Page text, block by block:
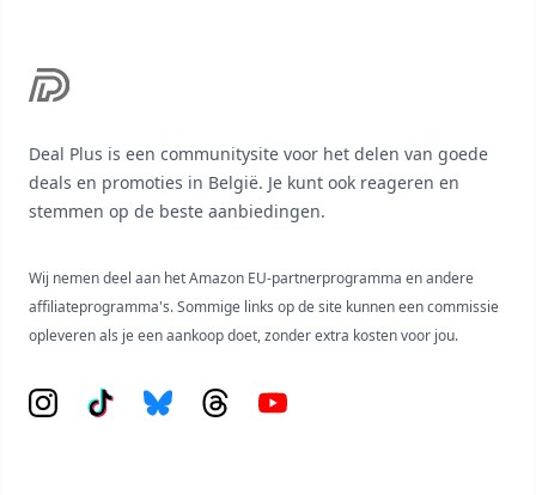
Deal Plus is een communitysite voor het delen van goede
deals en promoties in België. Je kunt ook reageren en
stemmen op de beste aanbiedingen.
Wij nemen deel aan het Amazon EU-partnerprogramma en andere
affiliateprogramma's. Sommige links op de site kunnen een commissie
opleveren als je een aankoop doet, zonder extra kosten voor jou.
Instagram
Tiktok BlueskyThreadsYouTube